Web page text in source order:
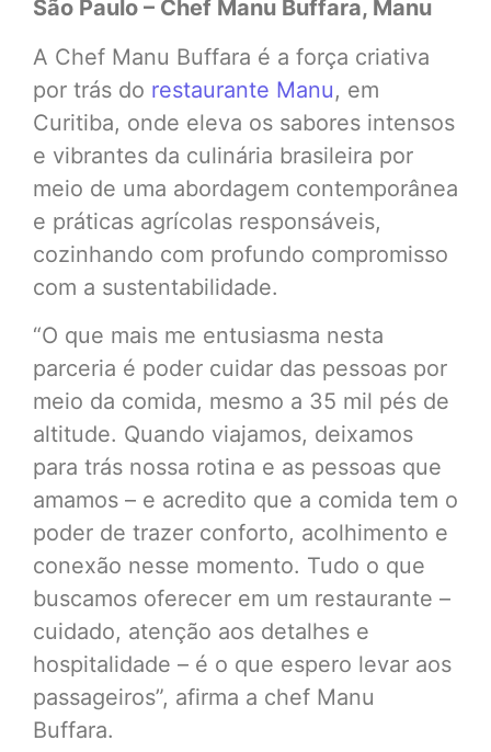
São Paulo – Chef Manu Buffara, Manu
A Chef Manu Buffara é a força criativa
por trás do restaurante Manu, em
Curitiba, onde eleva os sabores intensos
e vibrantes da culinária brasileira por
meio de uma abordagem contemporânea
e práticas agrícolas responsáveis,
cozinhando com profundo compromisso
com a sustentabilidade.
“O que mais me entusiasma nesta
parceria é poder cuidar das pessoas por
meio da comida, mesmo a 35 mil pés de
altitude. Quando viajamos, deixamos
para trás nossa rotina e as pessoas que
amamos – e acredito que a comida tem o
poder de trazer conforto, acolhimento e
conexão nesse momento. Tudo o que
buscamos oferecer em um restaurante –
cuidado, atenção aos detalhes e
hospitalidade – é o que espero levar aos
passageiros”, afirma a chef Manu
Buffara.